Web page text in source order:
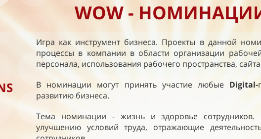
WOW -
Игра как инструмент бизнеса. Проекты в данной
процессы в компании в области организации
персонала, использования рабочего пространства,
В номинации могут принять участие любые Digital-
развитию бизнеса.
Тема номинации - жизнь и здоровье сотрудников.
улучшению условий труда, отражающие